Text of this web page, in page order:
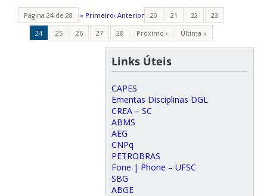
Página 24 de 28 « Primeiro‹ Anterior 20 21 22
23
24
25 26 27 28 Próximo › Última »
Links Úteis
CAPES
Ementas Disciplinas DGL
CREA – SC
ABMS
AEG
CNPq
PETROBRAS
Fone | Phone – UFSC
SBG
ABGE